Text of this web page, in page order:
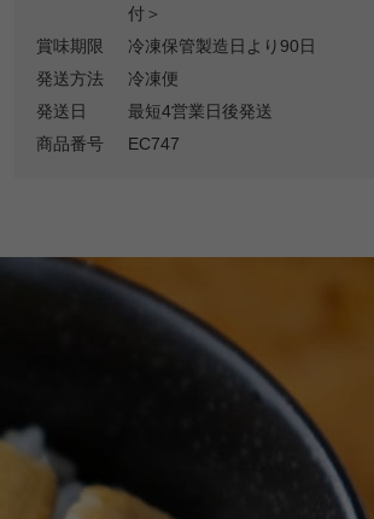
付＞
賞味期限
冷凍保管製造日より90日
発送方法
冷凍便
発送日
最短4営業日後発送
商品番号
EC747